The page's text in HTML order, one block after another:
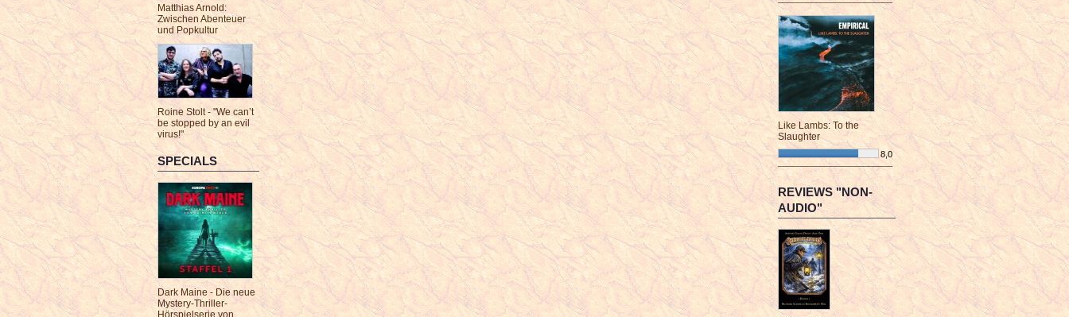
Matthias Arnold:
Zwischen Abenteuer
und Popkultur
Roine Stolt - "We can’t
be stopped by an evil
virus!"
SPECIALS
Dark Maine - Die neue
Mystery-Thriller-
Hörspielserie von
¯¯¯¯¯¯¯¯¯¯¯¯¯¯¯¯¯¯¯¯¯¯¯¯
Like Lambs: To the
Slaughter
8,0
¯¯¯¯¯¯¯¯¯¯¯¯¯¯¯¯¯¯¯¯¯¯¯¯
REVIEWS "NON-
AUDIO"